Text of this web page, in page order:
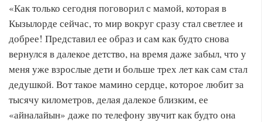
«Как только сегодня поговорил с мамой, которая в
Кызылорде сейчас, то мир вокруг сразу стал светлее и
добрее! Представил ее образ и сам как будто снова
вернулся в далекое детство, на время даже забыл, что у
меня уже взрослые дети и больше трех лет как сам стал
дедушкой. Вот такое мамино сердце, которое любит за
тысячу километров, делая далекое близким, ее
«айналайын» даже по телефону звучит как будто она